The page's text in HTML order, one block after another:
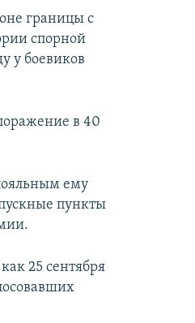
границы с
спорной
у боевиков
в 40
ему
пункты
25 сентября